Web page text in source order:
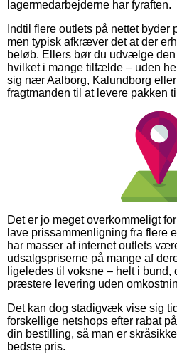
lagermedarbejderne har fyraften.
Indtil flere outlets på nettet byder
men typisk afkræver det at der
beløb. Ellers bør du udvælge
hvilket i mange tilfælde – uden
sig nær Aalborg, Kalundborg
fragtmanden til at levere pakken
Det er jo meget overkommeligt
lave prissammenligning fra flere
har masser af internet outlets
udsalgspriserne på mange af
ligeledes til voksne – helt i
præstere levering uden
Det kan dog stadigvæk vise sig
forskellige netshops efter rabat
din bestilling, så man er
bedste pris.